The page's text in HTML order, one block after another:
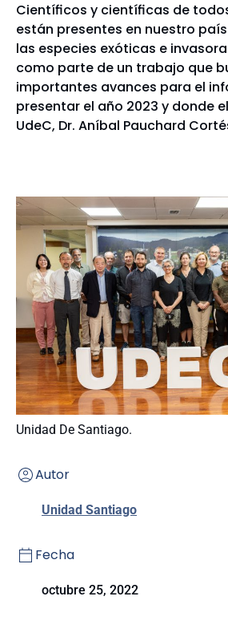
Científicos y científicas de
están presentes en nuestro
las especies exóticas e
como parte de un trabajo que
importantes avances para el
presentar el año 2023 y donde
UdeC, Dr. Aníbal Pauchard
Unidad De Santiago.
Autor
Unidad Santiago
Fecha
octubre 25, 2022